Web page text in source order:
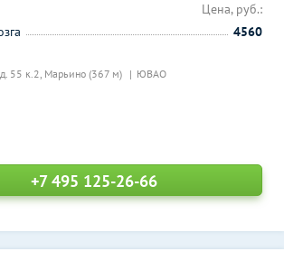
55 к.2, Марьино (367 м) ЮВАО
Цена, руб.:
4560
+7 495 125-26-66